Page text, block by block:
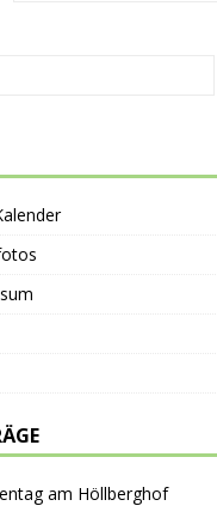
am Höllberghof